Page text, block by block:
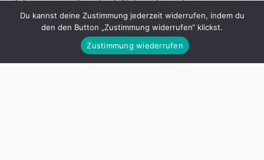
Johnson – sondern durch Netzwerke und eine
„langsame Ahnung“. Außerdem: Warum duschen beim
Denken hilft und wie Fehler einen weiterbringen. Mr.
Johnson, auf dem Umschlag Ihres Buches „Where Good
Ideas Come From“ sieht man eine stilisierte Glühbirne.
Du kannst deine Zustimmung jederzeit widerrufen, indem du
den den Button „Zustimmung widerrufen“ klickst.
Zustimmung wiederrufen